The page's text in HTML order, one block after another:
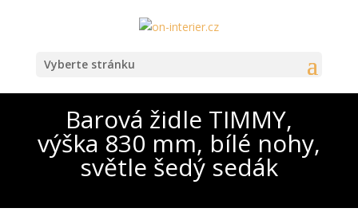
Vyberte stránku
Barová židle TIMMY,
výška 830 mm, bílé nohy,
světle šedý sedák